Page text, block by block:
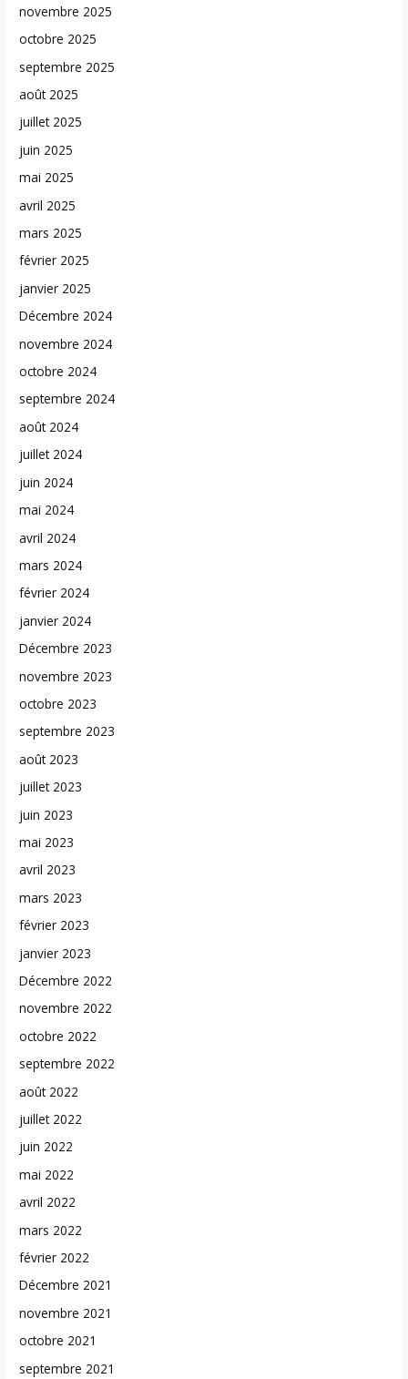
novembre 2025
octobre 2025
septembre 2025
août 2025
juillet 2025
juin 2025
mai 2025
avril 2025
mars 2025
février 2025
janvier 2025
Décembre 2024
novembre 2024
octobre 2024
septembre 2024
août 2024
juillet 2024
juin 2024
mai 2024
avril 2024
mars 2024
février 2024
janvier 2024
Décembre 2023
novembre 2023
octobre 2023
septembre 2023
août 2023
juillet 2023
juin 2023
mai 2023
avril 2023
mars 2023
février 2023
janvier 2023
Décembre 2022
novembre 2022
octobre 2022
septembre 2022
août 2022
juillet 2022
juin 2022
mai 2022
avril 2022
mars 2022
février 2022
Décembre 2021
novembre 2021
octobre 2021
septembre 2021